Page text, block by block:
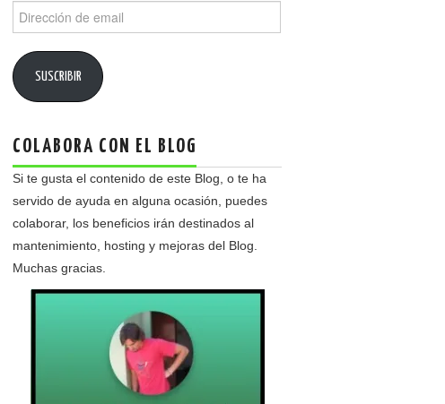
de
SUSCRIBIR
COLABORA CON EL BLOG
Si te gusta el contenido de este Blog, o te ha
servido de ayuda en alguna ocasión, puedes
colaborar, los beneficios irán destinados al
mantenimiento, hosting y mejoras del Blog.
Muchas gracias.